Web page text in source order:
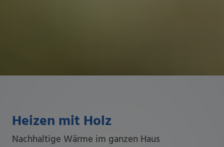
Heizen mit Holz
Nachhaltige Wärme im ganzen Haus